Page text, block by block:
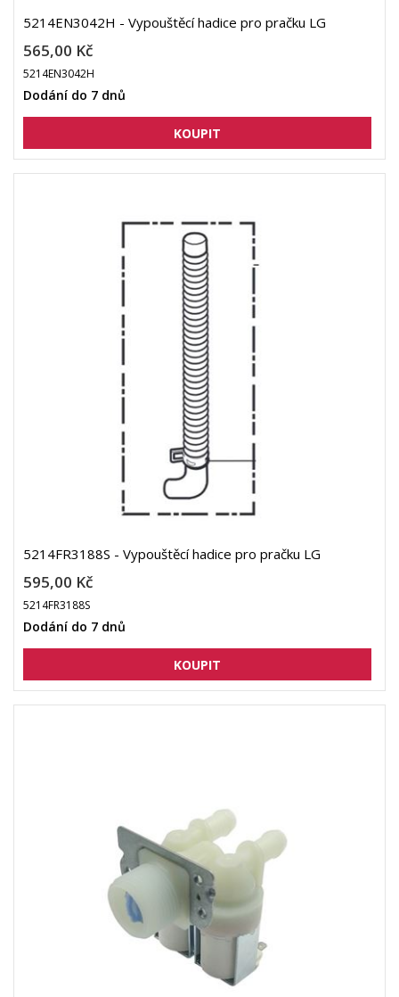
5214EN3042H - Vypouštěcí hadice pro pračku LG
565,00 Kč
5214EN3042H
Dodání do 7 dnů
5214FR3188S - Vypouštěcí hadice pro pračku LG
595,00 Kč
5214FR3188S
Dodání do 7 dnů